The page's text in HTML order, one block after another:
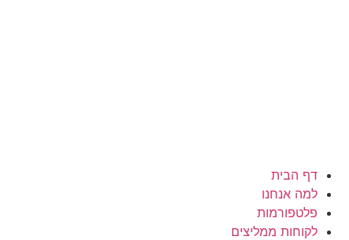
דף הבית
למה אנחנו
פלטפורמות
לקוחות ממליצים